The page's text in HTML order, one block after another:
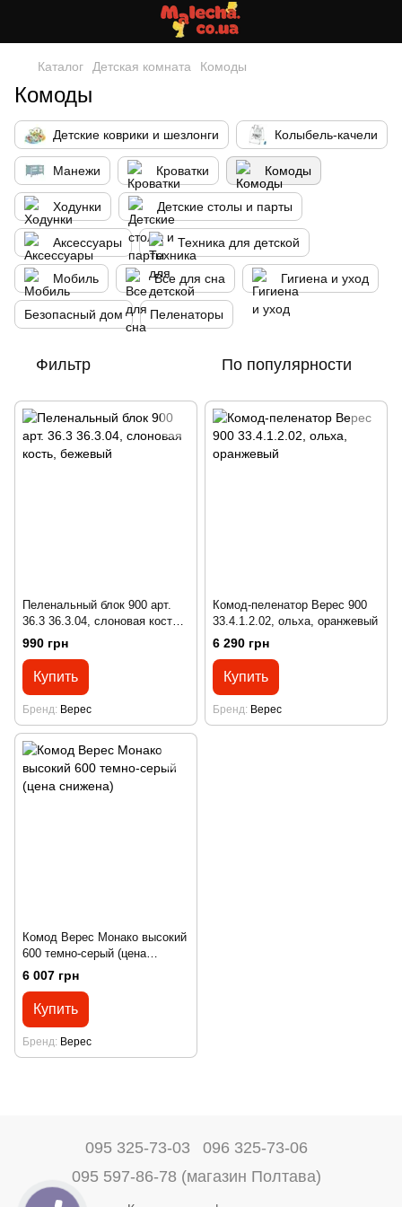
Каталог Детская комната Комоды
Комоды
Детские коврики и шезлонги Колыбель-качели
Манежи Кроватки Комоды
Ходунки Детские столы и парты
Аксессуары Техника для детской
Мобиль Все для сна Гигиена и уход
Безопасный дом Пеленаторы
Фильтр По популярности
Пеленальный блок 900 арт.
36.3 36.3.04, слоновая кость,
бежевый
990 грн
Купить
Бренд Верес
Комод-пеленатор Верес 900
33.4.1.2.02, ольха, оранжевый
6 290 грн
Купить
Бренд Верес
Комод Верес Монако высокий
600 темно-серый (цена
снижена)
6 007 грн
Купить
Бренд Верес
095 325-73-03
096 325-73-06
095 597-86-78 (магазин Полтава)